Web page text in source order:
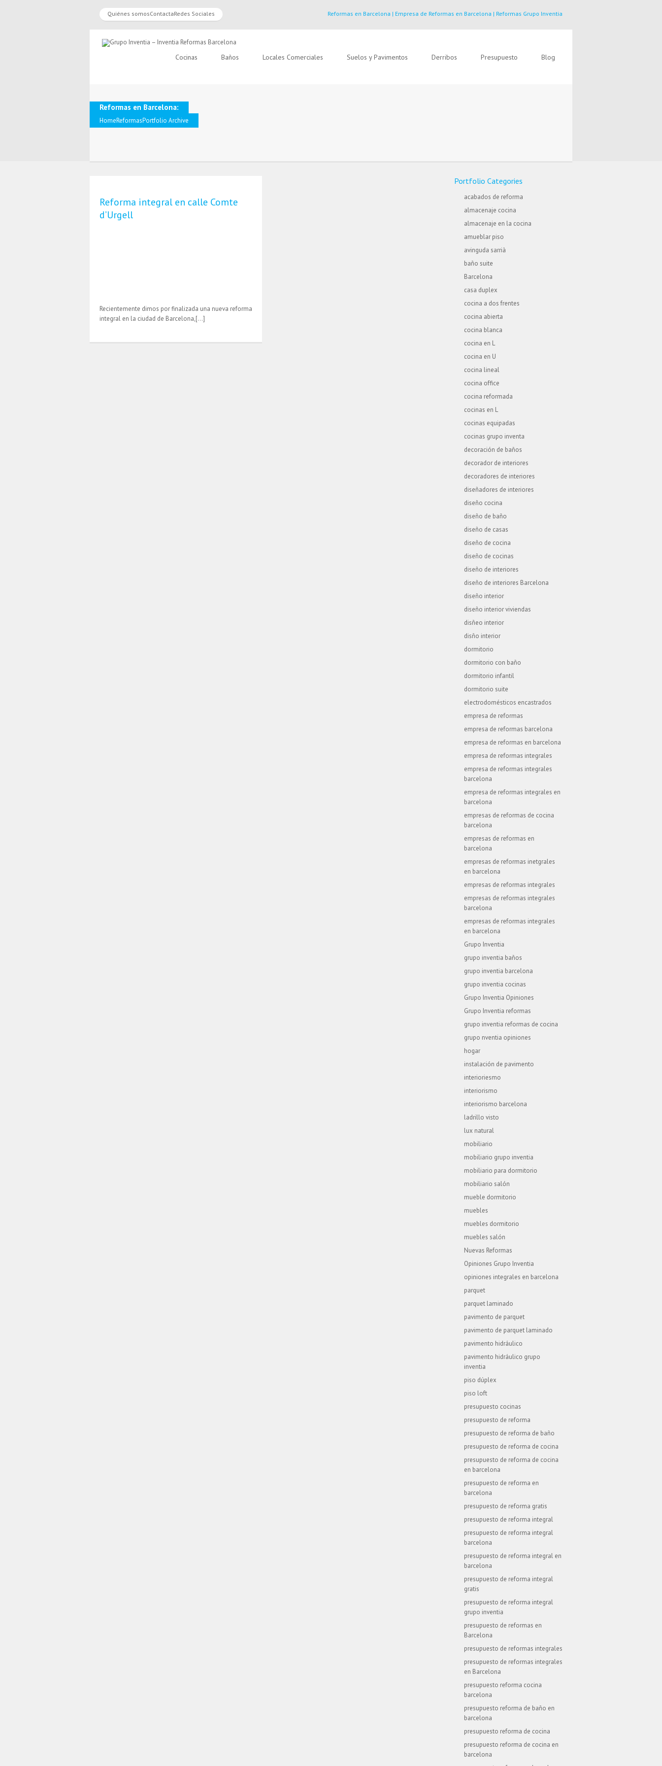
Quiénes somosContactaRedes Sociales Reformas en Barcelona | Empresa de Reformas en Barcelona | Reformas Grupo Inventia
Cocinas Baños Locales Comerciales Suelos y Pavimentos Derribos Presupuesto Blog
Reformas en Barcelona:
HomeReformasPortfolio Archive
Reforma integral en calle Comte
d’Urgell
Recientemente dimos por finalizada una nueva reforma
integral en la ciudad de Barcelona,[…]
Portfolio Categories
acabados de reforma
almacenaje cocina
almacenaje en la cocina
amueblar piso
avinguda sarrià
baño suite
Barcelona
casa duplex
cocina a dos frentes
cocina abierta
cocina blanca
cocina en L
cocina en U
cocina lineal
cocina office
cocina reformada
cocinas en L
cocinas equipadas
cocinas grupo inventa
decoración de baños
decorador de interiores
decoradores de interiores
diseñadores de interiores
diseño cocina
diseño de baño
diseño de casas
diseño de cocina
diseño de cocinas
diseño de interiores
diseño de interiores Barcelona
diseño interior
diseño interior viviendas
disñeo interior
disño interior
dormitorio
dormitorio con baño
dormitorio infantil
dormitorio suite
electrodomésticos encastrados
empresa de reformas
empresa de reformas barcelona
empresa de reformas en barcelona
empresa de reformas integrales
empresa de reformas integrales
barcelona
empresa de reformas integrales en
barcelona
empresas de reformas de cocina
barcelona
empresas de reformas en
barcelona
empresas de reformas inetgrales
en barcelona
empresas de reformas integrales
empresas de reformas integrales
barcelona
empresas de reformas integrales
en barcelona
Grupo Inventia
grupo inventia baños
grupo inventia barcelona
grupo inventia cocinas
Grupo Inventia Opiniones
Grupo Inventia reformas
grupo inventia reformas de cocina
grupo nventia opiniones
hogar
instalación de pavimento
interioriesmo
interiorismo
interiorismo barcelona
ladrillo visto
lux natural
mobiliario
mobiliario grupo inventia
mobiliario para dormitorio
mobiliario salón
mueble dormitorio
muebles
muebles dormitorio
muebles salón
Nuevas Reformas
Opiniones Grupo Inventia
opiniones integrales en barcelona
parquet
parquet laminado
pavimento de parquet
pavimento de parquet laminado
pavimento hidráulico
pavimento hidráulico grupo
inventia
piso dúplex
piso loft
presupuesto cocinas
presupuesto de reforma
presupuesto de reforma de baño
presupuesto de reforma de cocina
presupuesto de reforma de cocina
en barcelona
presupuesto de reforma en
barcelona
presupuesto de reforma gratis
presupuesto de reforma integral
presupuesto de reforma integral
barcelona
presupuesto de reforma integral en
barcelona
presupuesto de reforma integral
gratis
presupuesto de reforma integral
grupo inventia
presupuesto de reformas en
Barcelona
presupuesto de reformas integrales
presupuesto de reformas integrales
en Barcelona
presupuesto reforma cocina
barcelona
presupuesto reforma de baño en
barcelona
presupuesto reforma de cocina
presupuesto reforma de cocina en
barcelona